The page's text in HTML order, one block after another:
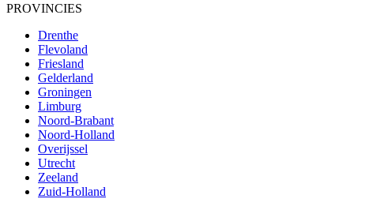
PROVINCIES
Drenthe
Flevoland
Friesland
Gelderland
Groningen
Limburg
Noord-Brabant
Noord-Holland
Overijssel
Utrecht
Zeeland
Zuid-Holland